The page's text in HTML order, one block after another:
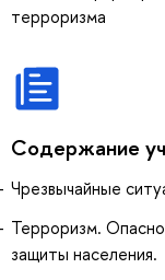
терроризма
Содержание
Чрезвычайные
Терроризм.
защиты населения.